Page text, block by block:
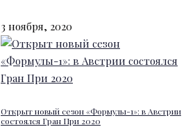
3 ноября, 2020
Открыт новый сезон «Формулы-1»: в Австрии
состоялся Гран При 2020